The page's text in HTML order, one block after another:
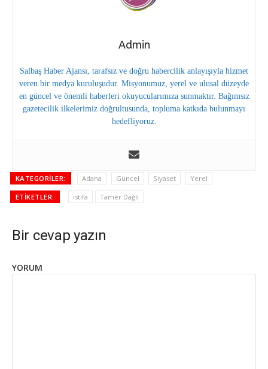
Admin
Salbaş Haber Ajansı, tarafsız ve doğru habercilik anlayışıyla hizmet
veren bir medya kuruluşudur. Misyonumuz, yerel ve ulusal düzeyde
en güncel ve önemli haberleri okuyucularımıza sunmaktır. Bağımsız
gazetecilik ilkelerimiz doğrultusunda, topluma katkıda bulunmayı
hedefliyoruz.
KATEGORILER: Adana Güncel Siyaset Yerel
ETIKETLER: istifa Tamer Dağlı
Bir cevap yazın
YORUM